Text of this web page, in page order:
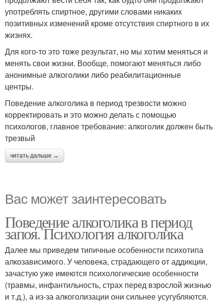
употреблять спиртное, другими словами никаких
позитивных изменений кроме отсутствия спиртного в их
жизнях.
Для кого-то это тоже результат, но мы хотим меняться и
менять свои жизни. Вообще, помогают меняться либо
анонимные алкоголики либо реабилитационные
центры.
Поведение алкоголика в период трезвости можно
корректировать и это можно делать с помощью
психологов, главное требование: алкоголик должен быть
трезвый
читать дальше →
Вас может заинтересовать
Поведение алкоголика в период
запоя. Психология алкоголика
Далее мы приведем типичные особенности психотипа
алкозависимого. У человека, страдающего от аддикции,
зачастую уже имеются психологические особенности
(травмы, инфантильность, страх перед взрослой жизнью
и т.д.), а из-за алкоголизации они сильнее усугубляются.